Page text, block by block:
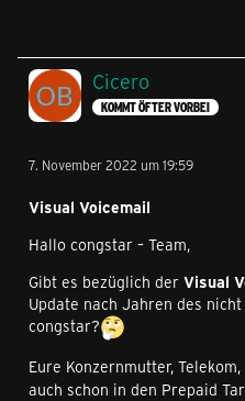
Cicero
KOMMT ÖFTER VORBEI
7. November 2022 um 19:59
Visual Voicemail
Hallo congstar – Team,
Gibt es bezüglich der Visual
Update nach Jahren des
congstar?
Eure Konzernmutter,
auch schon in den Prepaid